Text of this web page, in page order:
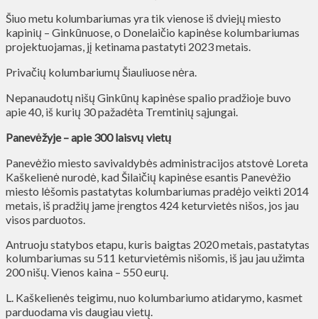
Šiuo metu kolumbariumas yra tik vienose iš dviejų miesto
kapinių – Ginkūnuose, o Donelaičio kapinėse kolumbariumas
projektuojamas, jį ketinama pastatyti 2023 metais.
Privačių kolumbariumų Šiauliuose nėra.
Nepanaudotų nišų Ginkūnų kapinėse spalio pradžioje buvo
apie 40, iš kurių 30 pažadėta Tremtinių sąjungai.
Panevėžyje – apie 300 laisvų vietų
Panevėžio miesto savivaldybės administracijos atstovė Loreta
Kaškelienė nurodė, kad Šilaičių kapinėse esantis Panevėžio
miesto lėšomis pastatytas kolumbariumas pradėjo veikti 2014
metais, iš pradžių jame įrengtos 424 keturvietės nišos, jos jau
visos parduotos.
Antruoju statybos etapu, kuris baigtas 2020 metais, pastatytas
kolumbariumas su 511 keturvietėmis nišomis, iš jau jau užimta
200 nišų. Vienos kaina – 550 eurų.
L. Kaškelienės teigimu, nuo kolumbariumo atidarymo, kasmet
parduodama vis daugiau vietų.